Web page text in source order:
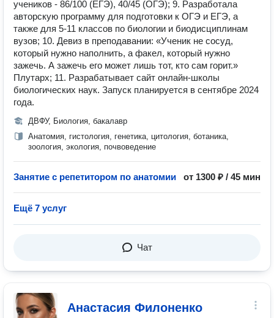
учеников - 86/100 (ЕГЭ), 40/45 (ОГЭ); 9. Разработала
авторскую программу для подготовки к ОГЭ и ЕГЭ, а
также для 5-11 классов по биологии и биодисциплинам
вузов; 10. Девиз в преподавании: «Ученик не сосуд,
который нужно наполнить, а факел, который нужно
зажечь. А зажечь его может лишь тот, кто сам горит.»
Плутарх; 11. Разрабатывает сайт онлайн-школы
биологических наук. Запуск планируется в сентябре 2024
года.
ДВФУ, Биология, бакалавр
Анатомия, гистология, генетика, цитология, ботаника,
зоология, экология, почвоведение
Занятие с репетитором по анатомии от 1300 ₽ / 45 мин
Ещё 7 услуг
Чат
Анастасия Филоненко